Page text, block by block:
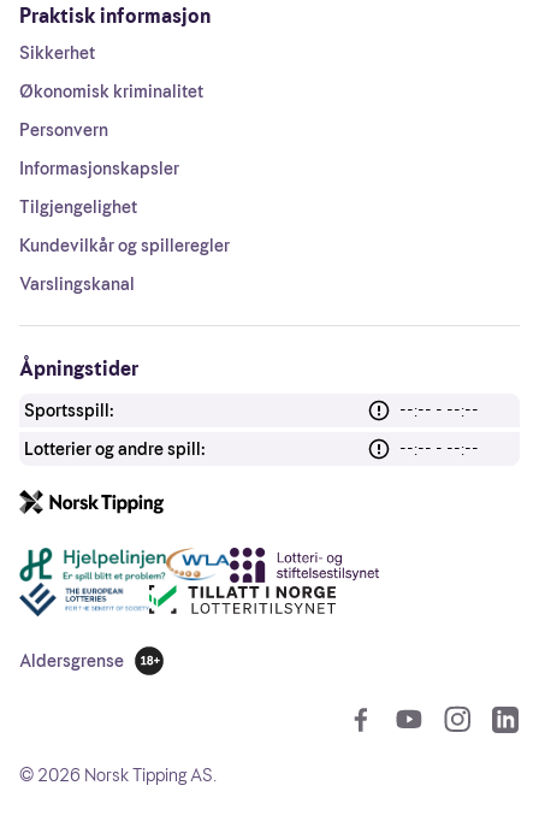
Praktisk informasjon
Sikkerhet
Økonomisk kriminalitet
Personvern
Informasjonskapsler
Tilgjengelighet
Kundevilkår og spilleregler
Varslingskanal
Åpningstider
Sportsspill:
--:-- - --:--
Lotterier og andre spill:
--:-- - --:--
Andre lenker
Aldersgrense
18 år
© 2026 Norsk Tipping AS.